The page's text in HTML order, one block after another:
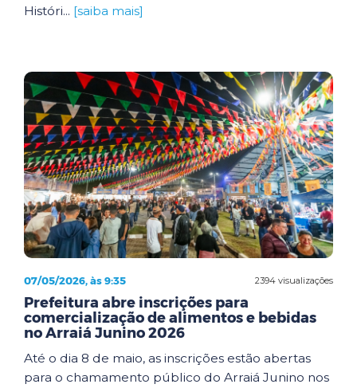
Históri... [saiba mais]
2394 visualizações
07/05/2026, às 9:35
Prefeitura abre inscrições para
comercialização de alimentos e bebidas
no Arraiá Junino 2026
Até o dia 8 de maio, as inscrições estão abertas
para o chamamento público do Arraiá Junino nos